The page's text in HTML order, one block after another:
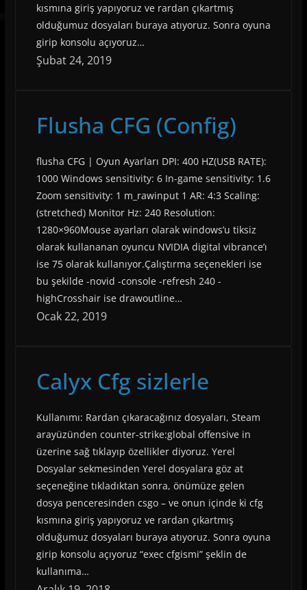
kısmına giriş yapıyoruz ve rardan çıkartmış
olduğumuz dosyaları buraya atıyoruz. Sonra oyuna
girip konsolu açıyoruz…
Şubat 24, 2019
Flusha CFG (Config)
flusha CFG | Oyun Ayarları DPI: 400 HZ(USB RATE):
1000 Windows sensitivity: 6 In-game sensitivity: 1.6
Zoom sensitivity: 1 m_rawinput 1 AR: 4:3 Scaling:
(stretched) Monitor Hz: 240 Resolution:
1280×960Mouse ayarları olarak windows’u tiksiz
olarak kullananan oyuncu NVIDIA digital vibrance’ı
ise 75 olarak kullanıyor.Çalıştırma seçenekleri ise
bu şekilde -novid -console -refresh 240 -
highCrosshair ise drawoutline…
Ocak 22, 2019
Calyx Cfg sizlerle
Kullanımı: Rardan çıkaracağınız dosyaları, Steam
arayüzünden counter-strike:global offensive in
üzerine sağ tıklayıp özellikler diyoruz. Yerel
Dosyalar sekmesinden Yerel dosyalara göz at
seçeneğine tıkladıktan sonra, önümüze gelen
dosya penceresinden csgo – ve onun içinde ki cfg
kısmına giriş yapıyoruz ve rardan çıkartmış
olduğumuz dosyaları buraya atıyoruz. Sonra oyuna
girip konsolu açıyoruz “exec cfgismi” şeklin de
kullanıma…